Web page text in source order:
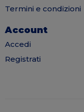
Termini e condizioni
Account
Accedi
Registrati